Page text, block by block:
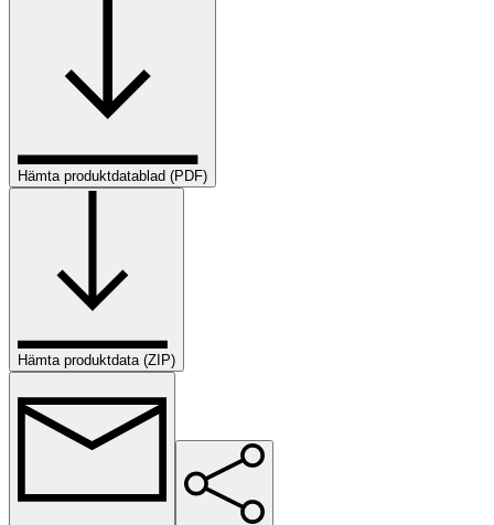
Hämta produktdatablad (PDF)
Hämta produktdata (ZIP)